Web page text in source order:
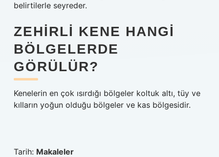
belirtilerle seyreder.
ZEHIRLI KENE HANGI
BÖLGELERDE
GÖRÜLÜR?
Kenelerin en çok ısırdığı bölgeler koltuk altı, tüy ve
kılların yoğun olduğu bölgeler ve kas bölgesidir.
Tarih: Makaleler